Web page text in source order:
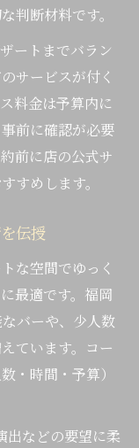
判断材料です。
ートまでバラン
サービスが付く
料金は予算内に
前に確認が必要
前に店の公式サ
すめします。
伝授
な空間でゆっく
最適です。福岡
バーや、少人数
ています。コー
・時間・予算）
出などの要望に柔